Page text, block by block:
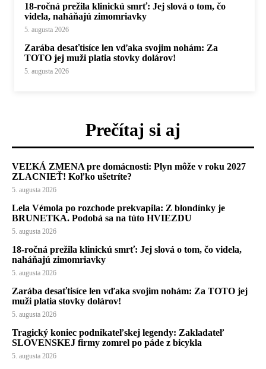
18-ročná prežila klinickú smrť: Jej slová o tom, čo
videla, naháňajú zimomriavky
5. augusta 2026
Zarába desaťtisíce len vďaka svojim nohám: Za
TOTO jej muži platia stovky dolárov!
5. augusta 2026
Prečítaj si aj
VEĽKÁ ZMENA pre domácnosti: Plyn môže v roku 2027
ZLACNIEŤ! Koľko ušetríte?
5. augusta 2026
Lela Vémola po rozchode prekvapila: Z blondínky je
BRUNETKA. Podobá sa na túto HVIEZDU
5. augusta 2026
18-ročná prežila klinickú smrť: Jej slová o tom, čo videla,
naháňajú zimomriavky
5. augusta 2026
Zarába desaťtisíce len vďaka svojim nohám: Za TOTO jej
muži platia stovky dolárov!
5. augusta 2026
Tragický koniec podnikateľskej legendy: Zakladateľ
SLOVENSKEJ firmy zomrel po páde z bicykla
5. augusta 2026